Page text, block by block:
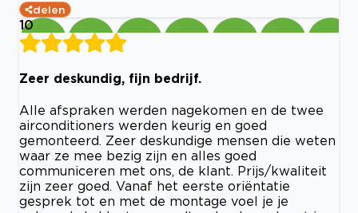
delen
10
Zeer deskundig, fijn bedrijf.
Alle afspraken werden nagekomen en de twee
airconditioners werden keurig en goed
gemonteerd. Zeer deskundige mensen die weten
waar ze mee bezig zijn en alles goed
communiceren met ons, de klant. Prijs/kwaliteit
zijn zeer goed. Vanaf het eerste oriëntatie
gesprek tot en met de montage voel je je